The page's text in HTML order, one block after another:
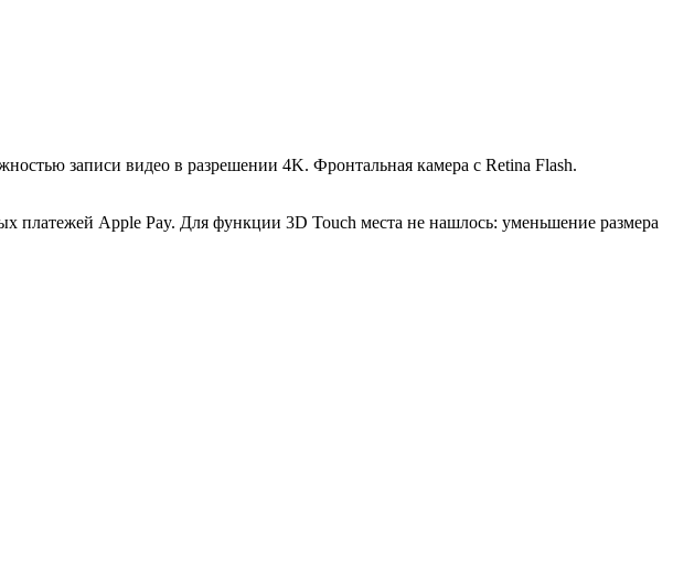
записи видео в разрешении 4K. Фронтальная камера с Retina Flash.
платежей Apple Pay. Для функции 3D Touch места не нашлось: уменьшение размера